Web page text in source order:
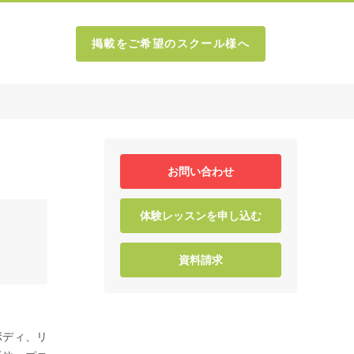
掲載をご希望のスクール様へ
ィ、リ
お問い合わせ
体験レッスンを申し込む
資料請求